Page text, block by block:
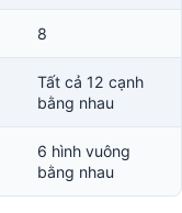
8
Tất cả 12 cạnh
bằng nhau
6 hình vuông
bằng nhau